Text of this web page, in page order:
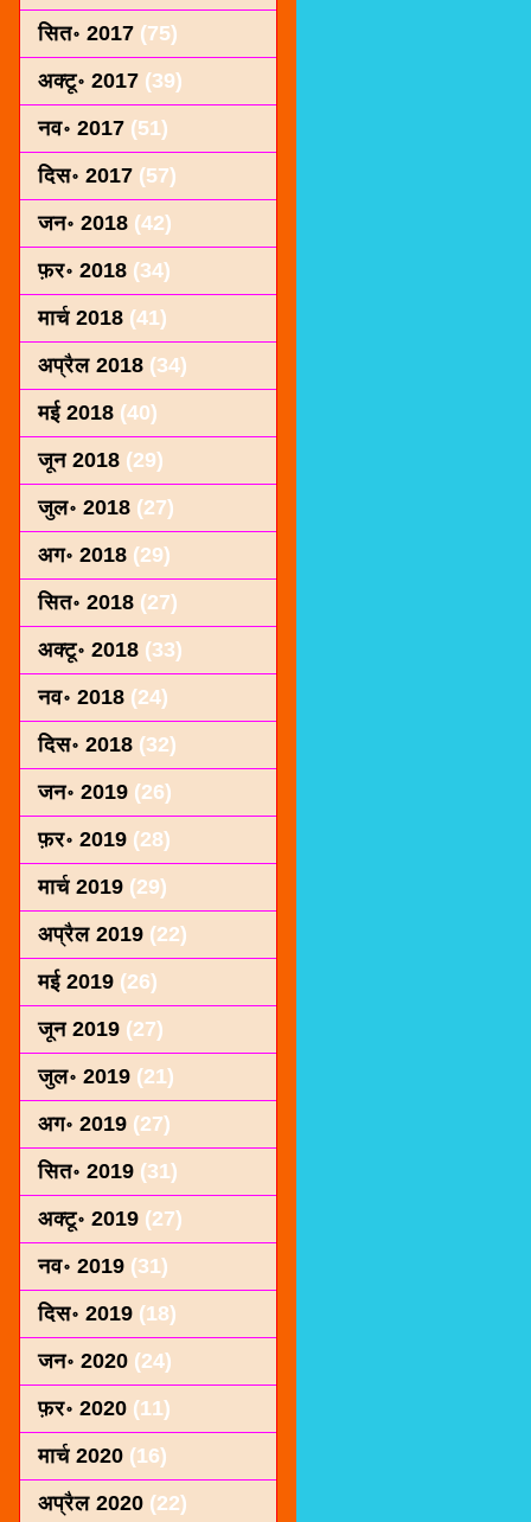
सित॰ 2017 (75)
अक्टू॰ 2017 (39)
नव॰ 2017 (51)
दिस॰ 2017 (57)
जन॰ 2018 (42)
फ़र॰ 2018 (34)
मार्च 2018 (41)
अप्रैल 2018 (34)
मई 2018 (40)
जून 2018 (29)
जुल॰ 2018 (27)
अग॰ 2018 (29)
सित॰ 2018 (27)
अक्टू॰ 2018 (33)
नव॰ 2018 (24)
दिस॰ 2018 (32)
जन॰ 2019 (26)
फ़र॰ 2019 (28)
मार्च 2019 (29)
अप्रैल 2019 (22)
मई 2019 (26)
जून 2019 (27)
जुल॰ 2019 (21)
अग॰ 2019 (27)
सित॰ 2019 (31)
अक्टू॰ 2019 (27)
नव॰ 2019 (31)
दिस॰ 2019 (18)
जन॰ 2020 (24)
फ़र॰ 2020 (11)
मार्च 2020 (16)
अप्रैल 2020 (22)